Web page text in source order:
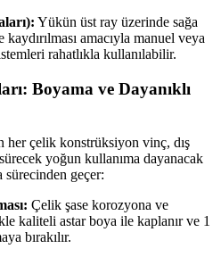
Yükün üst ray üzerinde sağa
amacıyla manuel veya
rahatlıkla kullanılabilir.
Boyama ve Dayanıklı
çelik konstrüksiyon vinç, dış
yoğun kullanıma dayanacak
geçer:
Çelik şase korozyona ve
kaliteli astar boya ile kaplanır ve 1
bırakılır.